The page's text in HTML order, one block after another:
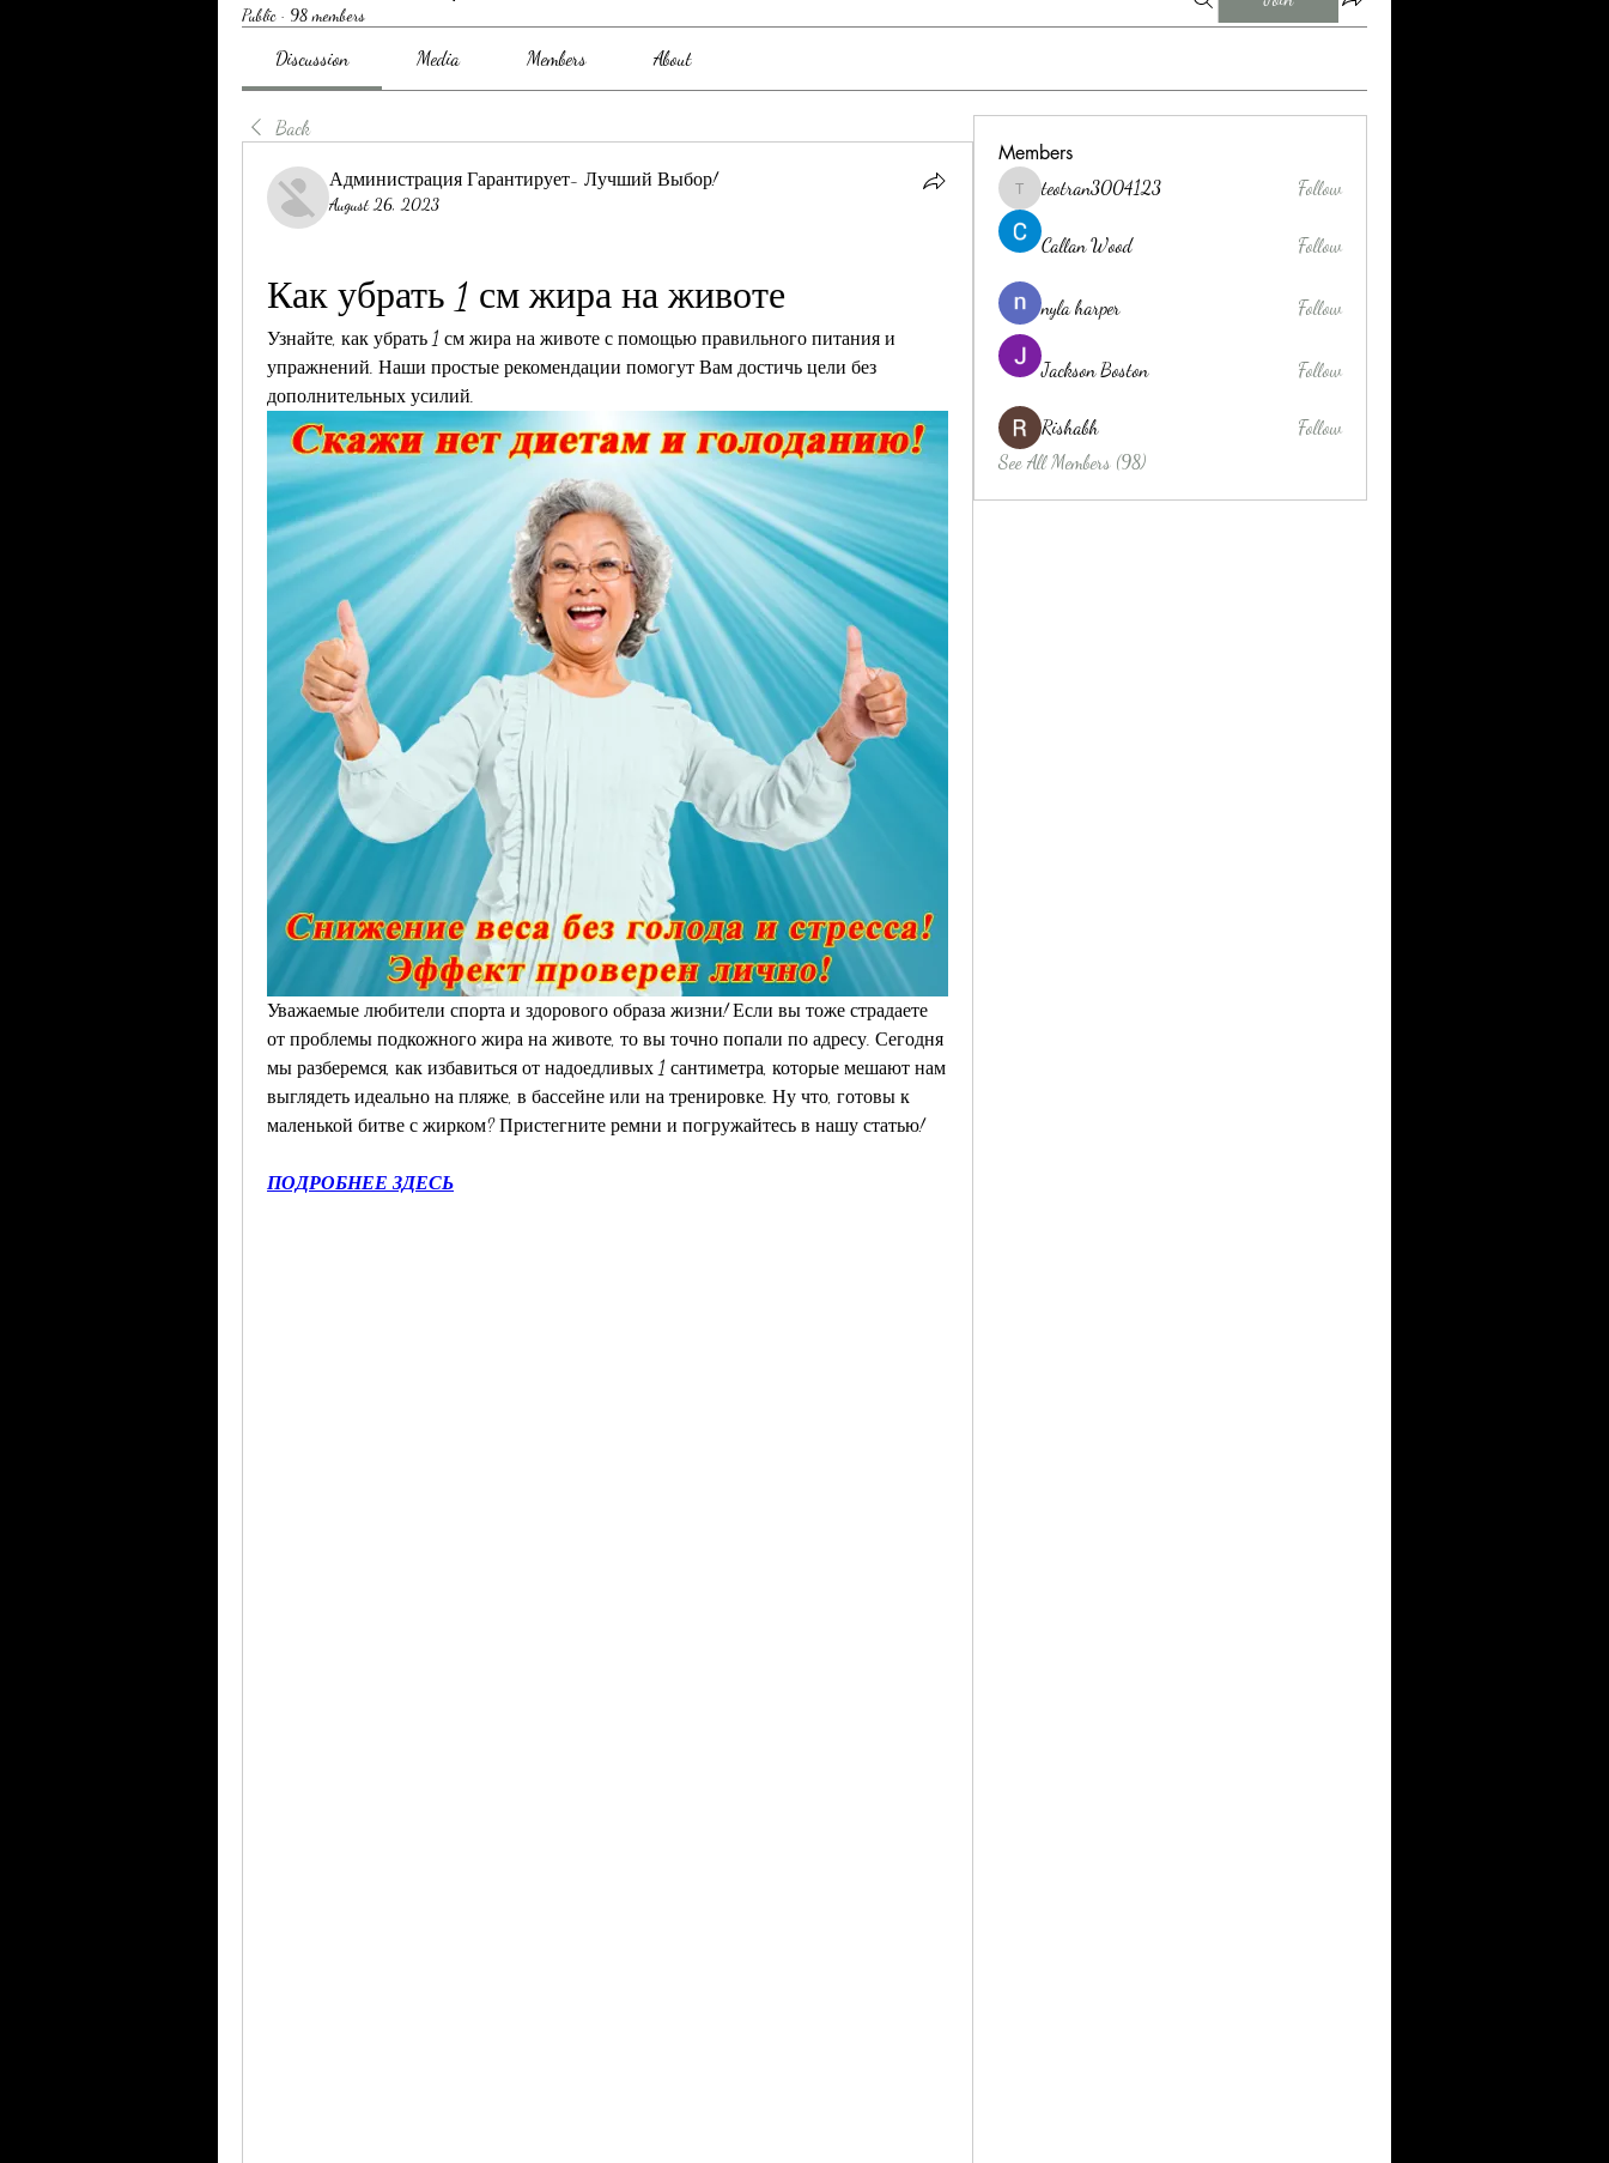
Public · 98 members
Discussion Media Members About
Back
Администрация Гарантирует- Лучший Выбор!
August 26, 2023
Как убрать 1 см жира на животе
Узнайте, как убрать 1 см жира на животе с помощью правильного питания и
упражнений. Наши простые рекомендации помогут Вам достичь цели без
дополнительных усилий.
Уважаемые любители спорта и здорового образа жизни! Если вы тоже страдаете
от проблемы подкожного жира на животе, то вы точно попали по адресу. Сегодня
мы разберемся, как избавиться от надоедливых 1 сантиметра, которые мешают нам
выглядеть идеально на пляже, в бассейне или на тренировке. Ну что, готовы к
маленькой битве с жирком? Пристегните ремни и погружайтесь в нашу статью!
ПОДРОБНЕЕ ЗДЕСЬ
Members
teotran3004123
teotran3004123 Follow
Callan Wood Follow
nyla harper Follow
Jackson Boston Follow
Rishabh
Follow
See All Members (98)